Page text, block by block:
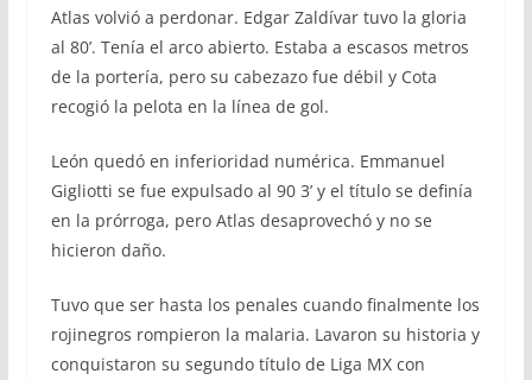
Atlas volvió a perdonar. Edgar Zaldívar tuvo la gloria
al 80’. Tenía el arco abierto. Estaba a escasos metros
de la portería, pero su cabezazo fue débil y Cota
recogió la pelota en la línea de gol.
León quedó en inferioridad numérica. Emmanuel
Gigliotti se fue expulsado al 90 3’ y el título se definía
en la prórroga, pero Atlas desaprovechó y no se
hicieron daño.
Tuvo que ser hasta los penales cuando finalmente los
rojinegros rompieron la malaria. Lavaron su historia y
conquistaron su segundo título de Liga MX con